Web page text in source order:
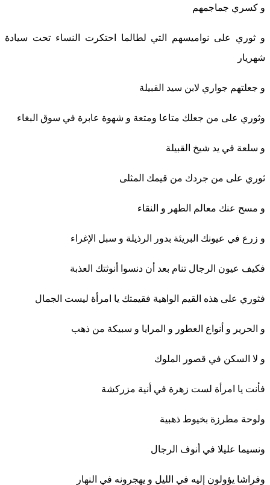
و كسري جماجمهم
و ثوري على نواميسهم التي لطالما احتكرت النساء تحت سيادة
شهريار
و جعلتهم جواري لابن سيد القبيلة
وثوري على من جعلك متاعا ومتعة و شهوة عابرة في سوق البغاء
و سلعة في يد شيخ القبيلة
ثوري على من جردك من قيمك المثلى
و مسح عنك معالم الطهر و النقاء
و زرع في عيونك البريئة بدور الرذيلة و سبل الإغراء
فكيف عيون الرجال تنام بعد أن دنسوا أنوثتك العذبة
فثوري على هذه القيم الواهية فقيمتك يا امرأة ليست الجمال
و الحرير و أنواع العطور و المرايا و سبيكة من ذهب
و لا السكن في قصور الملوك
فأنت يا امرأة لست زهرة في أنية مزركشة
ولوحة مطرزة بخيوط ذهبية
ونسيما عليلا في أنوف الرجال
وفراشا يؤولون إليه في الليل و يهجرونه في النهار